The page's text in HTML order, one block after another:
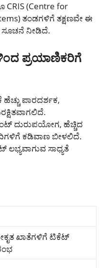
CRIS (Centre for
ತಂಡಗಳಿಗೆ ತಕ್ಷಣವೇ ಈ
ಸೂಚನೆ ನೀಡಿದೆ.
ಪ್ರಯಾಣಿಕರಿಗೆ
ಪಾರದರ್ಶಕ,
ದುರುಪಯೋಗ, ಹೆಚ್ಚಿದ
ಕಡಿವಾಣ ಬೀಳಲಿದೆ.
ಲಭ್ಯವಾಗುವ ಸಾಧ್ಯತೆ
ಖಾತೆಗಳಿಗೆ ಟಿಕೆಟ್